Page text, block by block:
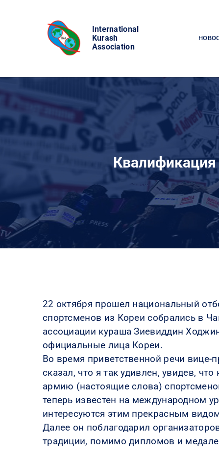
International
Kurash
Association
22 октября прошел национальный
спортсменов из Кореи собрались в
ассоциации кураша Зиевиддин
официальные лица Кореи.
Во время приветственной речи вице-
сказал, что я так удивлен, увидев,
армию (настоящие слова)
теперь известен на международном
интересуются этим прекрасным
Далее он поблагодарил
традиции, помимо дипломов и